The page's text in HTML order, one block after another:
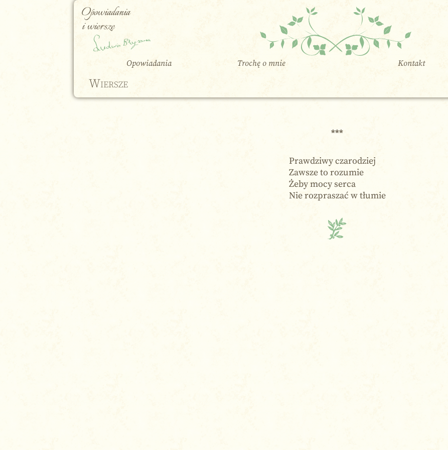
Opowiadania
i wiersze
Opowiadania Trochę o mnie Kontakt
Wiersze
***
Prawdziwy czarodziej
Zawsze to rozumie
Żeby mocy serca
Nie rozpraszać w tłumie